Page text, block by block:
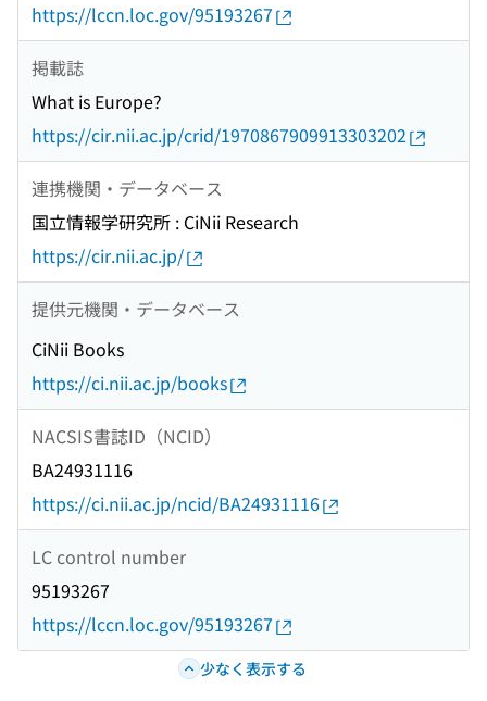
https://lccn.loc.gov/95193267
掲載誌
What is Europe?
https://cir.nii.ac.jp/crid/1970867909913303202
連携機関・データベース
国立情報学研究所 : CiNii Research
https://cir.nii.ac.jp/
提供元機関・データベース
CiNii Books
https://ci.nii.ac.jp/books
NACSIS書誌ID（NCID）
BA24931116
https://ci.nii.ac.jp/ncid/BA24931116
LC control number
95193267
https://lccn.loc.gov/95193267
少なく表示する